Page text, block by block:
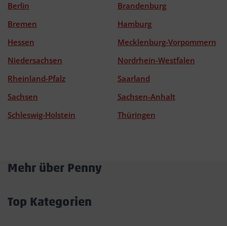
Berlin
Brandenburg
Bremen
Hamburg
Hessen
Mecklenburg-Vorpommern
Niedersachsen
Nordrhein-Westfalen
Rheinland-Pfalz
Saarland
Sachsen
Sachsen-Anhalt
Schleswig-Holstein
Thüringen
Mehr über Penny
Top Kategorien